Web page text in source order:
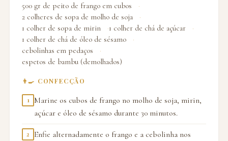
500 gr de peito de frango em cubos
2 colheres de sopa de molho de soja
1 colher de sopa de mirin
1 colher de chá de açúcar
1 colher de chá de óleo de sésamo
cebolinhas em pedaços
espetos de bambu (demolhados)
👨‍🍳 CONFECÇÃO
1
Marine os cubos de frango no molho de soja, mirin,
açúcar e óleo de sésamo durante 30 minutos.
2
Enfie alternadamente o frango e a cebolinha nos